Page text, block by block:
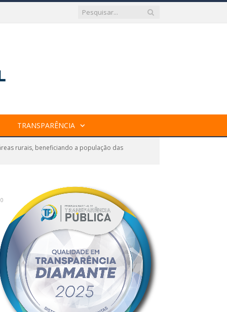
TRANSPARÊNCIA
rurais, beneficiando a população das
0